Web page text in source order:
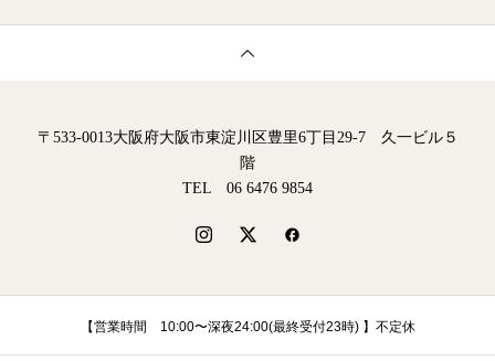
〒533-0013大阪府大阪市東淀川区豊里6丁目29-7 久一ビル５
階
TEL 06 6476 9854
【営業時間 10:00〜深夜24:00(最終受付23時) 】不定休